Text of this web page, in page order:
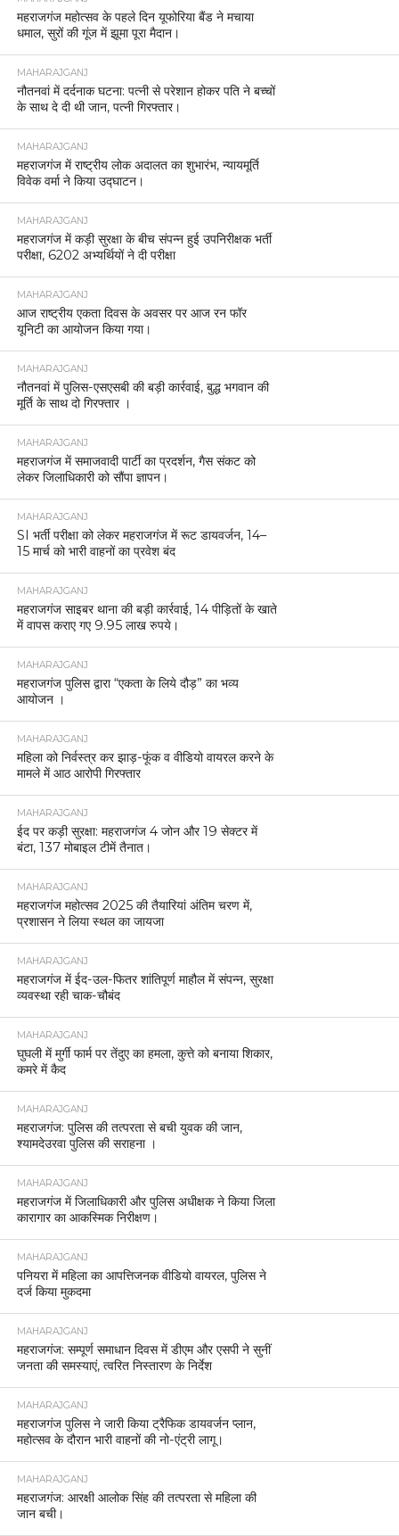
महराजगंज महोत्सव के पहले दिन यूफोरिया बैंड ने मचाया
धमाल, सुरों की गूंज में झूमा पूरा मैदान।
MAHARAJGANJ
नौतनवां में दर्दनाक घटना: पत्नी से परेशान होकर पति ने बच्चों
के साथ दे दी थी जान, पत्नी गिरफ्तार।
MAHARAJGANJ
महराजगंज में राष्ट्रीय लोक अदालत का शुभारंभ, न्यायमूर्ति
विवेक वर्मा ने किया उद्घाटन।
MAHARAJGANJ
महराजगंज में कड़ी सुरक्षा के बीच संपन्न हुई उपनिरीक्षक भर्ती
परीक्षा, 6202 अभ्यर्थियों ने दी परीक्षा
MAHARAJGANJ
आज राष्ट्रीय एकता दिवस के अवसर पर आज रन फॉर
यूनिटी का आयोजन किया गया।
MAHARAJGANJ
नौतनवां में पुलिस-एसएसबी की बड़ी कार्रवाई, बुद्ध भगवान की
मूर्ति के साथ दो गिरफ्तार ।
MAHARAJGANJ
महराजगंज में समाजवादी पार्टी का प्रदर्शन, गैस संकट को
लेकर जिलाधिकारी को सौंपा ज्ञापन।
MAHARAJGANJ
SI भर्ती परीक्षा को लेकर महराजगंज में रूट डायवर्जन, 14–
15 मार्च को भारी वाहनों का प्रवेश बंद
MAHARAJGANJ
महराजगंज साइबर थाना की बड़ी कार्रवाई, 14 पीड़ितों के खाते
में वापस कराए गए 9.95 लाख रुपये।
MAHARAJGANJ
महराजगंज पुलिस द्वारा “एकता के लिये दौड़” का भव्य
आयोजन ।
MAHARAJGANJ
महिला को निर्वस्त्र कर झाड़-फूंक व वीडियो वायरल करने के
मामले में आठ आरोपी गिरफ्तार
MAHARAJGANJ
ईद पर कड़ी सुरक्षा: महराजगंज 4 जोन और 19 सेक्टर में
बंटा, 137 मोबाइल टीमें तैनात।
MAHARAJGANJ
महराजगंज महोत्सव 2025 की तैयारियां अंतिम चरण में,
प्रशासन ने लिया स्थल का जायजा
MAHARAJGANJ
महराजगंज में ईद-उल-फितर शांतिपूर्ण माहौल में संपन्न, सुरक्षा
व्यवस्था रही चाक-चौबंद
MAHARAJGANJ
घुघली में मुर्गी फार्म पर तेंदुए का हमला, कुत्ते को बनाया शिकार,
कमरे में कैद
MAHARAJGANJ
महराजगंज: पुलिस की तत्परता से बची युवक की जान,
श्यामदेउरवा पुलिस की सराहना ।
MAHARAJGANJ
महराजगंज में जिलाधिकारी और पुलिस अधीक्षक ने किया जिला
कारागार का आकस्मिक निरीक्षण।
MAHARAJGANJ
पनियरा में महिला का आपत्तिजनक वीडियो वायरल, पुलिस ने
दर्ज किया मुकदमा
MAHARAJGANJ
महराजगंज: सम्पूर्ण समाधान दिवस में डीएम और एसपी ने सुनीं
जनता की समस्याएं, त्वरित निस्तारण के निर्देश
MAHARAJGANJ
महराजगंज पुलिस ने जारी किया ट्रैफिक डायवर्जन प्लान,
महोत्सव के दौरान भारी वाहनों की नो-एंट्री लागू।
MAHARAJGANJ
महराजगंज: आरक्षी आलोक सिंह की तत्परता से महिला की
जान बची।